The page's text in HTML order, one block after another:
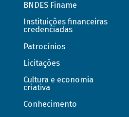
BNDES Finame
Instituições financeiras
credenciadas
Patrocínios
Licitações
Cultura e economia
criativa
Conhecimento